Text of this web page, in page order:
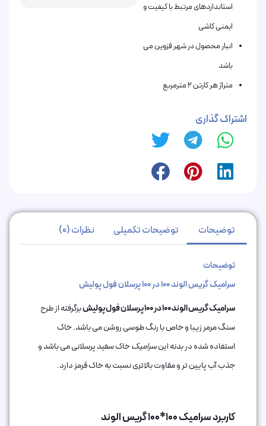
استانداردهای مرتبط با کیفیت و
ایمنی کاشی
انبار محصول در شهر قزوین می
باشد
متراژ هر کارتن 2 مترمربع
اشتراک گذاری
توضیحات توضیحات تکمیلی نظرات (0)
توضیحات
سرامیک گریس الوند 100 در 100 پرسلان فول پولیش
سرامیک گریس الوند 100 در 100 پرسلان فول پولیش
برگرفته از طرح
سنگ مرمر زیبا و خاص با رنگ طوسی روشن می باشد. خاک
استفاده شده در بدنه اینسرامیکخاک سفید پرسلانی می باشد و
جذب آب پایین تر و مقاوت بالاتری نسبت به خاک قرمز دارد.
کاربرد سرامیک 100*100 گریس الوند